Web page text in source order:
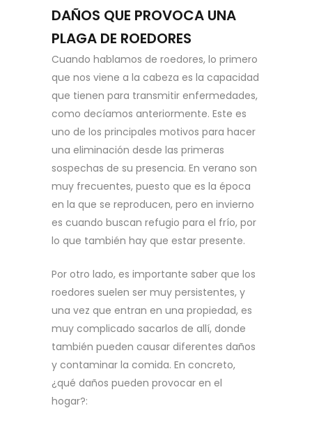
DAÑOS QUE PROVOCA UNA
PLAGA DE ROEDORES
Cuando hablamos de roedores, lo primero
que nos viene a la cabeza es la capacidad
que tienen para transmitir enfermedades,
como decíamos anteriormente. Este es
uno de los principales motivos para hacer
una eliminación desde las primeras
sospechas de su presencia. En verano son
muy frecuentes, puesto que es la época
en la que se reproducen, pero en invierno
es cuando buscan refugio para el frío, por
lo que también hay que estar presente.
Por otro lado, es importante saber que los
roedores suelen ser muy persistentes, y
una vez que entran en una propiedad, es
muy complicado sacarlos de allí, donde
también pueden causar diferentes daños
y contaminar la comida. En concreto,
¿qué daños pueden provocar en el
hogar?: